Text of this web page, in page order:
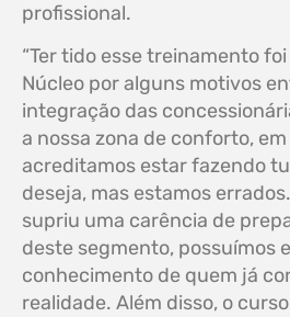
profissional.
“Ter tido esse treinamento
Núcleo por alguns motivos
integração das
a nossa zona de conforto,
acreditamos estar fazendo
deseja, mas estamos
supriu uma carência de
deste segmento, possuímos
conhecimento de quem já
realidade. Além disso, o